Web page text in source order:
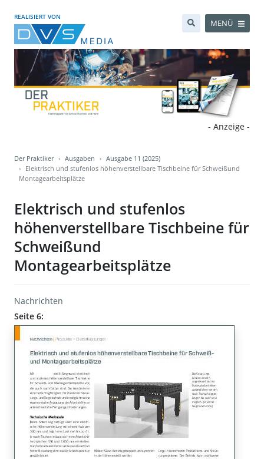
REALISIERT VON
MENÜ
- Anzeige -
Der Praktiker Ausgaben
Ausgabe 11 (2025)
Elektrisch und stufenlos höhenverstellbare Tischbeine für Schweißund
Montagearbeitsplätze
Elektrisch und stufenlos
höhenverstellbare Tischbeine für
Schweißund
Montagearbeitsplätze
Nachrichten
Seite 6: